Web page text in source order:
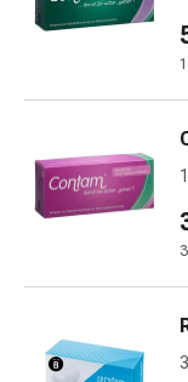
Sets